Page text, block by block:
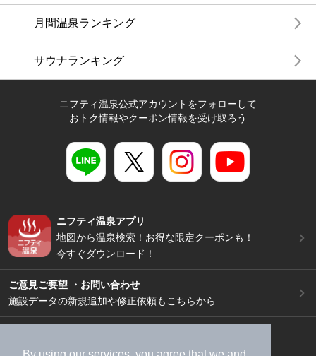
月間温泉ランキング
サウナランキング
ニフティ温泉公式アカウントをフォローして
おトク情報やクーポン情報を受け取ろう
ニフティ温泉アプリ
地図から温泉検索！お得な限定クーポンも！
今すぐダウンロード！
ご意見ご要望 ・お問い合わせ
施設データの新規追加や修正依頼もこちらから
加盟店募集（資料請求）
広告出稿のご案内